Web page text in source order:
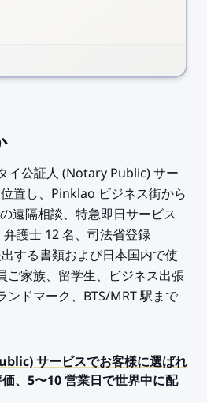
イ公証人 (Notary Public) サー
置し、Pinklao ビジネス街から
遠隔相談、特急即日サービス
護士 12 名、司法省登録
する書類および日本国内で使
家族、留学生、ビジネス出張
ドマーク、BTS/MRT 駅まで
サービスでお客様に選ばれ
、5〜10 営業日で世界中に配